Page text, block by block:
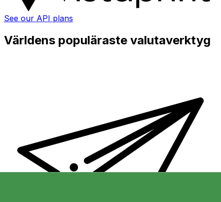
See our API plans
Världens populäraste valutaverktyg